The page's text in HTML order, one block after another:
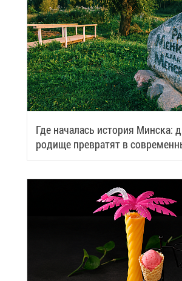
Где на­ча­лась ис­то­рия Мин­ска:
ро­ди­ще пре­вра­тят в
че­ский центр